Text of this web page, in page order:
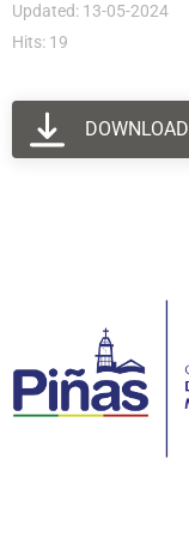
Updated: 13-05-2024
Hits: 19
DOWNLOAD